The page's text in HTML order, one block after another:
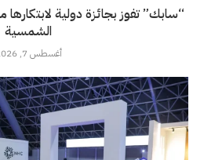
“سابك” تفوز بجائزة دولية
الشمسية
أغسطس 7, 2026